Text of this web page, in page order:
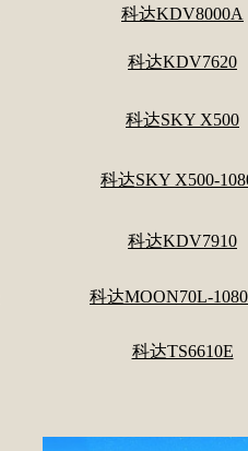
科达KDV8000A
科达KDV7620
科达SKY X500
科达SKY X500-
科达KDV7910
科达MOON70L-
科达TS6610E